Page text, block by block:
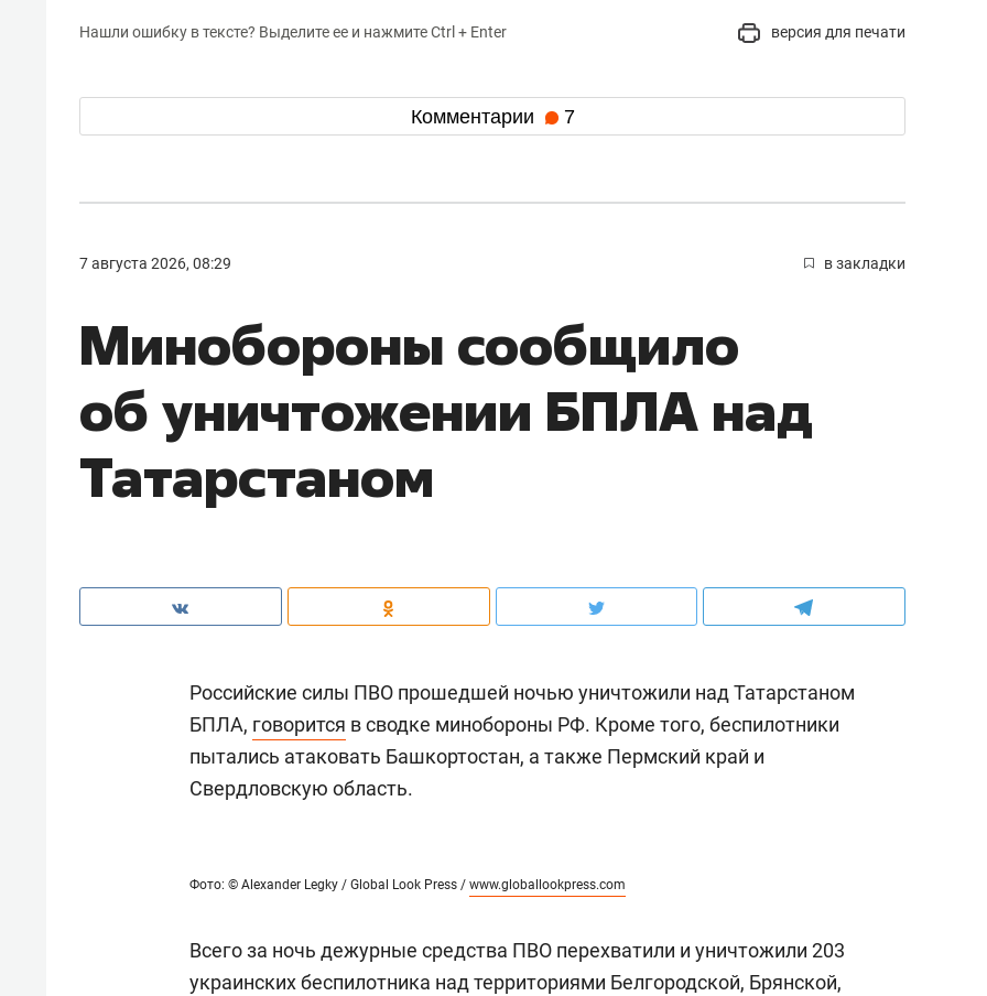
Нашли ошибку в тексте? Выделите ее и нажмите Ctrl + Enter версия для печати
Комментарии 7
7 августа 2026, 08:29 в закладки
Минобороны сообщило
об уничтожении БПЛА над
Татарстаном
Российские силы ПВО прошедшей ночью уничтожили над Татарстаном
БПЛА, говорится в сводке минобороны РФ. Кроме того, беспилотники
пытались атаковать Башкортостан, а также Пермский край и
Свердловскую область.
Фото: © Alexander Legky / Global Look Press / www.globallookpress.com
Всего за ночь дежурные средства ПВО перехватили и уничтожили 203
украинских беспилотника над территориями Белгородской, Брянской,